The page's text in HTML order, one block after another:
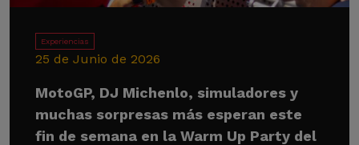
Experiencias
25 de Junio de 2026
MotoGP, DJ Michenlo, simuladores y
muchas sorpresas más esperan este
fin de semana en la Warm Up Party del